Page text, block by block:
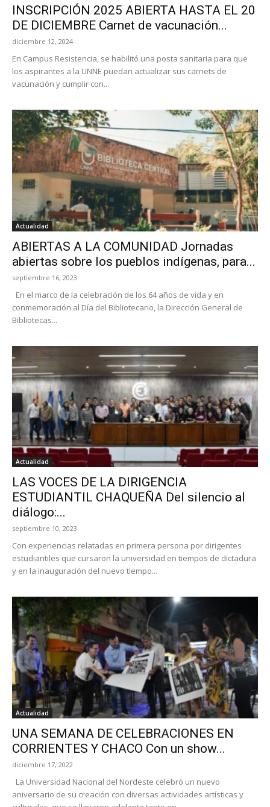
INSCRIPCIÓN 2025 ABIERTA HASTA EL 20
DE DICIEMBRE Carnet de vacunación...
diciembre 12, 2024
En Campus Resistencia, se habilitó una posta sanitaria para que
los aspirantes a la UNNE puedan actualizar sus carnets de
vacunación y cumplir con...
Actualidad
ABIERTAS A LA COMUNIDAD Jornadas
abiertas sobre los pueblos indígenas, para...
septiembre 16, 2023
En el marco de la celebración de los 64 años de vida y en
conmemoración al Día del Bibliotecario, la Dirección General de
Bibliotecas...
Actualidad
LAS VOCES DE LA DIRIGENCIA
ESTUDIANTIL CHAQUEÑA Del silencio al
diálogo:...
septiembre 10, 2023
Con experiencias relatadas en primera persona por dirigentes
estudiantiles que cursaron la universidad en tiempos de dictadura
y en la inauguración del nuevo tiempo...
Actualidad
UNA SEMANA DE CELEBRACIONES EN
CORRIENTES Y CHACO Con un show...
diciembre 17, 2022
La Universidad Nacional del Nordeste celebró un nuevo
aniversario de su creación con diversas actividades artísticas y